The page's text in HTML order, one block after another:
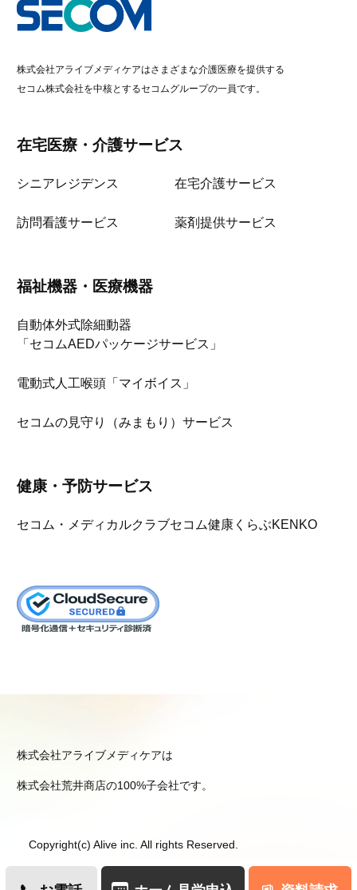
株式会社アライブメディケアはさまざまな介護医療を提供する
セコム株式会社を中核とするセコムグループの一員です。
在宅医療・介護サービス
シニアレジデンス 在宅介護サービス
訪問看護サービス 薬剤提供サービス
福祉機器・医療機器
自動体外式除細動器
「セコムAEDパッケージサービス」
電動式人工喉頭「マイボイス」
セコムの見守り（みまもり）サービス
健康・予防サービス
セコム・メディカルクラブセコム健康くらぶKENKO
株式会社アライブメディケアは
株式会社荒井商店の100%子会社です。
Copyright(c) Alive inc. All rights Reserved.